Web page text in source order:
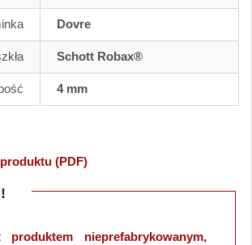
Dovre
Schott Robax®
4 mm
(PDF)
nieprefabrykowanym,